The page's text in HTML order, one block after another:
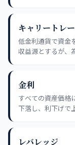
キャリートレ
低金利通貨で資金
収益源とするが、
金利
すべての資産価格
下落し、利下げで
レバレッジ